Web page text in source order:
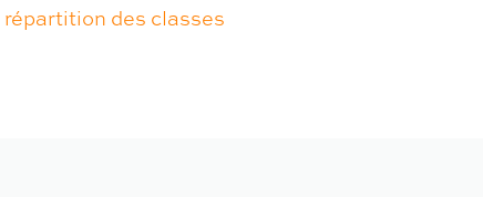
répartition des classes